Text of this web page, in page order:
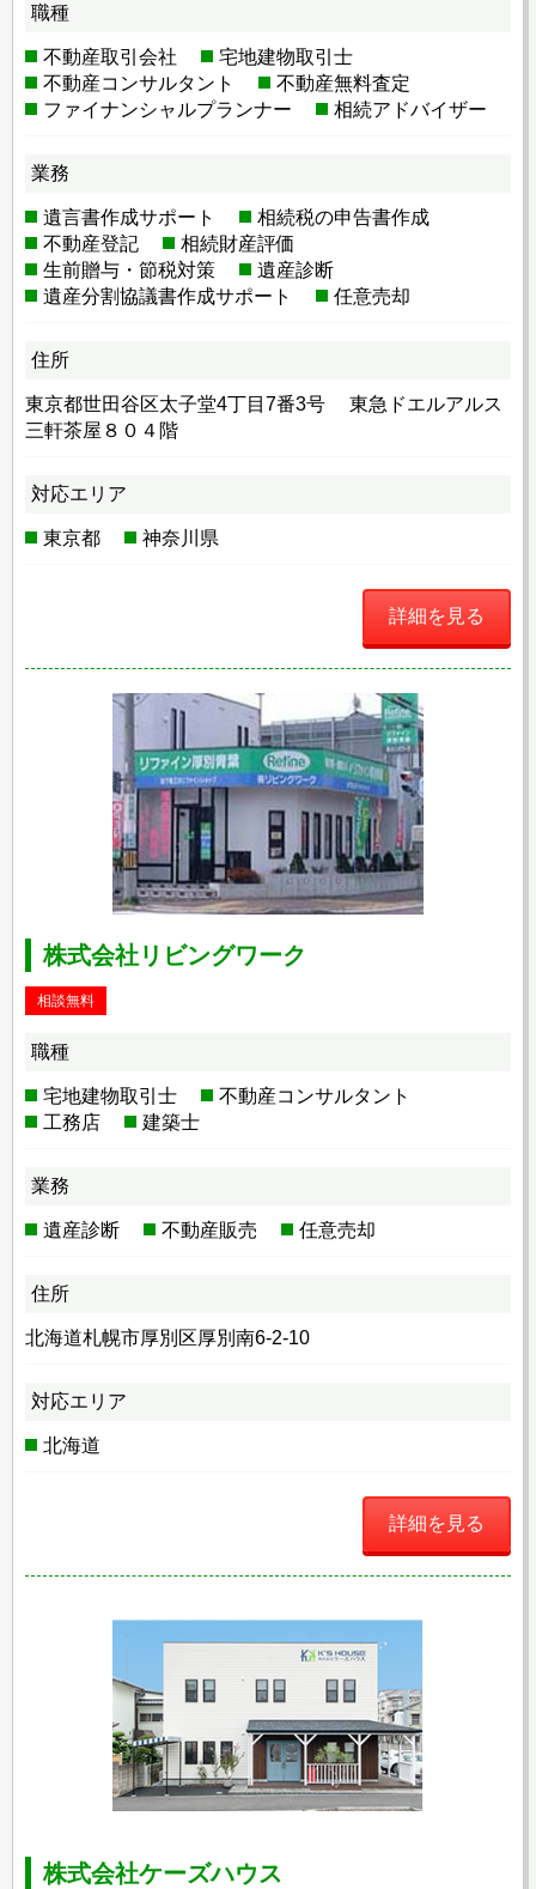
職種
不動産取引会社
宅地建物取引士
不動産コンサルタント
不動産無料査定
ファイナンシャルプランナー
相続アドバイザー
業務
遺言書作成サポート
相続税の申告書作成
不動産登記
相続財産評価
生前贈与・節税対策
遺産診断
遺産分割協議書作成サポート
任意売却
住所
東京都世田谷区太子堂4丁目7番3号 東急ドエルアルス
三軒茶屋８０４階
対応エリア
東京都 神奈川県
詳細を見る
株式会社リビングワーク
相談無料
職種
宅地建物取引士
不動産コンサルタント
工務店
建築士
業務
遺産診断 不動産販売 任意売却
住所
北海道札幌市厚別区厚別南6-2-10
対応エリア
北海道
詳細を見る
株式会社ケーズハウス